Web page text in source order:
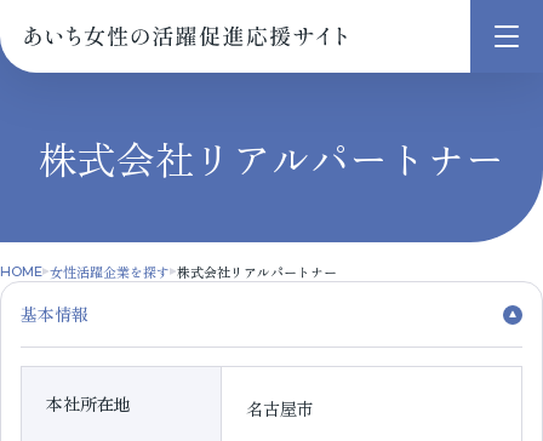
メ
株式会社リアルパートナー
HOME 女性活躍企業を探す 株式会社リアルパートナー
基本情報
本社所在地 名古屋市